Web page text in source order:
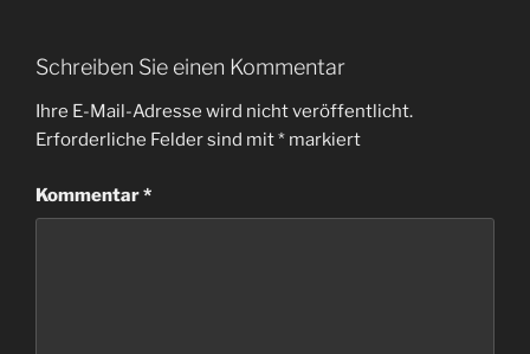
Schreiben Sie einen Kommentar
Ihre E-Mail-Adresse wird nicht veröffentlicht.
Erforderliche Felder sind mit* markiert
Kommentar*